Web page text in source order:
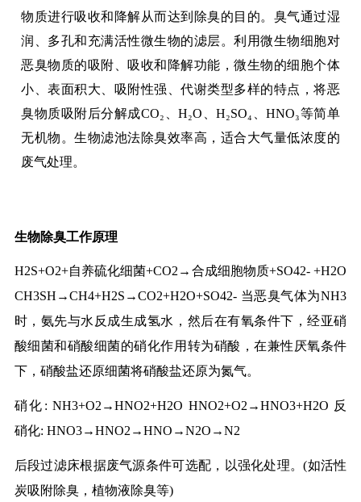
物质进行吸收和降解从而达到除臭的目的。臭气通过湿
润、多孔和充满活性微生物的滤层。利用微生物细胞对
恶臭物质的吸附、吸收和降解功能，微生物的细胞个体
小、表面积大、吸附性强、代谢类型多样的特点，将恶
臭物质吸附后分解成CO₂、H₂O、H₂SO₄、HNO₃等简单
无机物。生物滤池法除臭效率高，适合大气量低浓度的
废气处理。
生物除臭工作原理
H2S+O2+自养硫化细菌+CO2→合成细胞物质+SO42- +H2O
CH3SH→CH4+H2S→CO2+H2O+SO42- 当恶臭气体为NH3
时，氨先与水反成生成氢水，然后在有氧条件下，经亚硝
酸细菌和硝酸细菌的硝化作用转为硝酸，在兼性厌氧条件
下，硝酸盐还原细菌将硝酸盐还原为氮气。
硝化: NH3+O2→HNO2+H2O HNO2+O2→HNO3+H2O 反
硝化: HNO3→HNO2→HNO→N2O→N2
后段过滤床根据废气源条件可选配，以强化处理。(如活性
炭吸附除臭，植物液除臭等)